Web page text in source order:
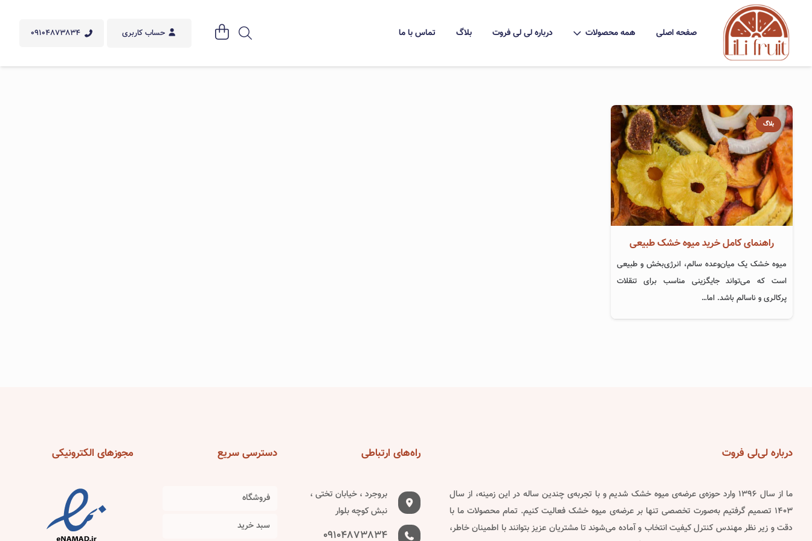
صفحه اصلی همه محصولات درباره لی لی فروت بلاگ تماس با ما حساب کاربری 09104873834
بلاگ
راهنمای کامل خرید میوه خشک طبیعی
میوه خشک یک میان‌وعده سالم، انرژی‌بخش و طبیعی
است که می‌تواند جایگزینی مناسب برای تنقلات
پرکالری و ناسالم باشد. اما…
دربارهلی‌لی فروت
ما از سال ۱۳۹۶ وارد حوزه‌ی عرضه‌ی میوه خشک شدیم و با تجربه‌ی چندین ساله در این زمینه، از سال
۱۴۰۳ تصمیم گرفتیم به‌صورت تخصصی تنها بر عرضه‌ی میوه خشک فعالیت کنیم. تمام محصولات ما با
دقت و زیر نظر مهندس کنترل کیفیت انتخاب و آماده می‌شوند تا مشتریان عزیز بتوانند با اطمینان خاطر،
راه‌های ارتباطی
بروجرد ، خیابان تختی ،
نبش کوچه بلوار
09104873834
دسترسیسریع
فروشگاه
سبد خرید
مجوزهای الکترونیکی